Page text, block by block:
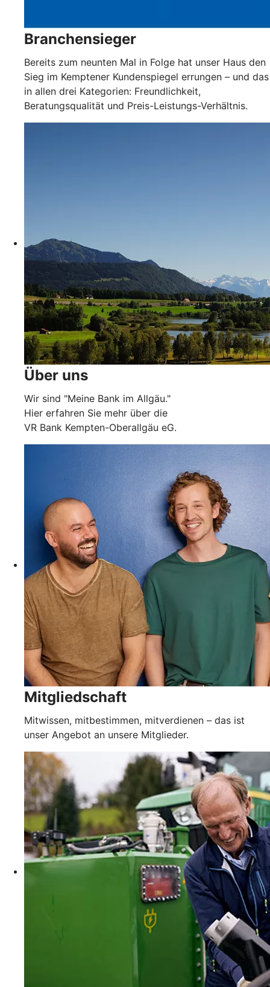
Branchensieger
Bereits zum neunten Mal in Folge hat unser Haus den
Sieg im Kemptener Kundenspiegel errungen – und das
in allen drei Kategorien: Freundlichkeit,
Beratungsqualität und Preis-Leistungs-Verhältnis.
Über uns
Wir sind "Meine Bank im Allgäu."
Hier erfahren Sie mehr über die
VR Bank Kempten-Oberallgäu eG.
Mitgliedschaft
Mitwissen, mitbestimmen, mitverdienen – das ist
unser Angebot an unsere Mitglieder.